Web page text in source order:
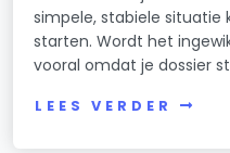
simpele, stabiele situatie
starten. Wordt het
vooral omdat je dossier
LEES VERDER